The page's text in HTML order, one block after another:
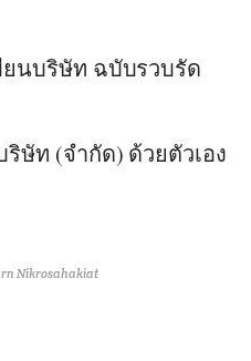
นบริษัท ฉบับรวบรัด
ษัท (จำกัด) ด้วยตัวเอง
Nikrosahakiat